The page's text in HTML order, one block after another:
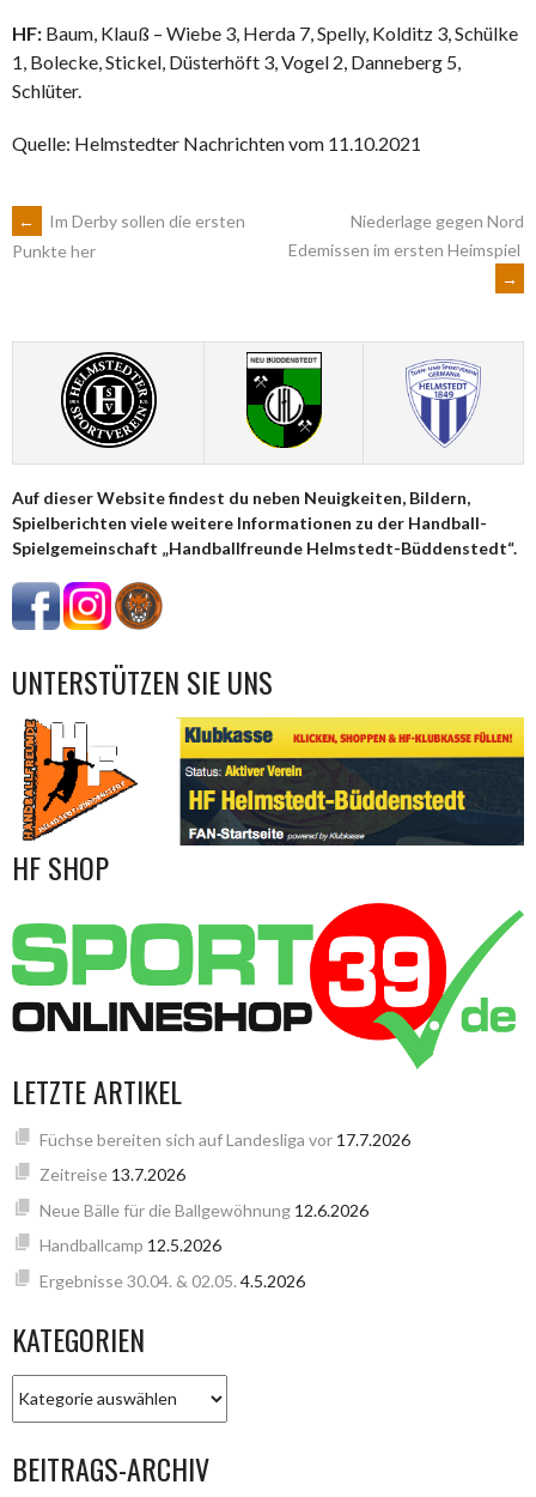
HF: Baum, Klauß – Wiebe 3, Herda 7, Spelly, Kolditz 3, Schülke
1, Bolecke, Stickel, Düsterhöft 3, Vogel 2, Danneberg 5,
Schlüter.
Quelle: Helmstedter Nachrichten vom 11.10.2021
ARTIKEL-
←
Im Derby sollen die ersten
Punkte her
Niederlage gegen Nord
Edemissen im ersten Heimspiel
→
Auf dieser Website findest du neben Neuigkeiten, Bildern,
Spielberichten viele weitere Informationen zu der Handball-
Spielgemeinschaft „Handballfreunde Helmstedt-Büddenstedt“.
UNTERSTÜTZEN SIE UNS
HF SHOP
LETZTE ARTIKEL
Füchse bereiten sich auf Landesliga vor 17.7.2026
Zeitreise 13.7.2026
Neue Bälle für die Ballgewöhnung 12.6.2026
Handballcamp 12.5.2026
Ergebnisse 30.04. & 02.05. 4.5.2026
KATEGORIEN
BEITRAGS-ARCHIV